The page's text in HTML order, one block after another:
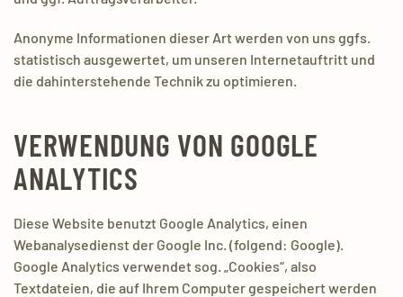
Anonyme Informationen dieser Art werden von uns ggfs.
statistisch ausgewertet, um unseren Internetauftritt und
die dahinterstehende Technik zu optimieren.
VERWENDUNG VON GOOGLE
ANALYTICS
Diese Website benutzt Google Analytics, einen
Webanalysedienst der Google Inc. (folgend: Google).
Google Analytics verwendet sog. „Cookies“, also
Textdateien, die auf Ihrem Computer gespeichert werden